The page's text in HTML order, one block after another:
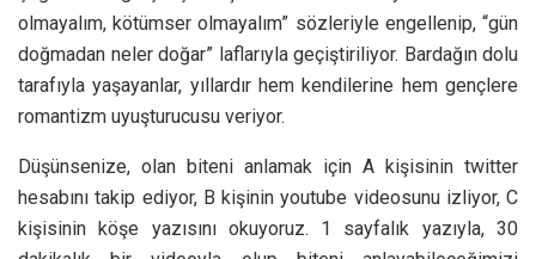
olmayalım, kötümser olmayalım” sözleriyle engellenip, “gün
doğmadan neler doğar” laflarıyla geçiştiriliyor. Bardağın dolu
tarafıyla yaşayanlar, yıllardır hem kendilerine hem gençlere
romantizm uyuşturucusu veriyor.
Düşünsenize, olan biteni anlamak için A kişisinin twitter
hesabını takip ediyor, B kişinin youtube videosunu izliyor, C
kişisinin köşe yazısını okuyoruz. 1 sayfalık yazıyla, 30